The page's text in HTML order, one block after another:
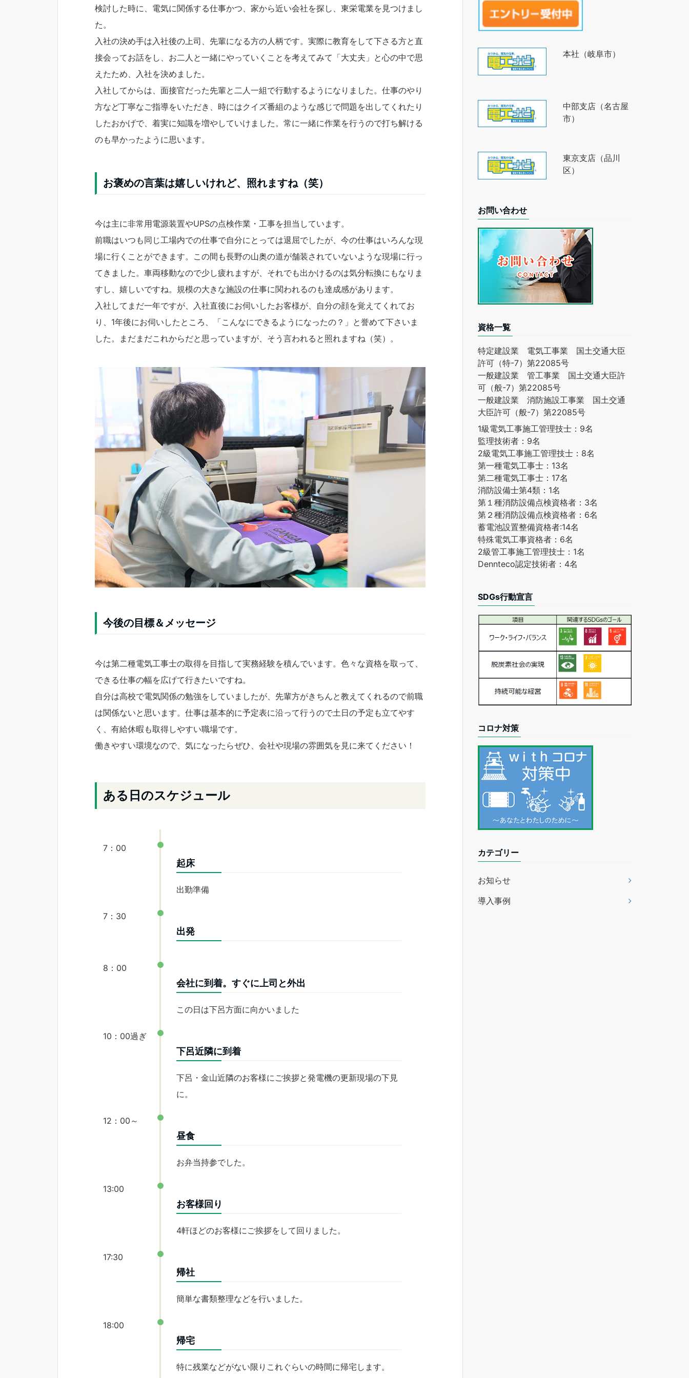
検討した時に、電気に関係する仕事かつ、家から近い会社を探し、東栄電業を見つけまし
た。
入社の決め手は入社後の上司、先輩になる方の人柄です。実際に教育をして下さる方と直
接会ってお話をし、お二人と一緒にやっていくことを考えてみて「大丈夫」と心の中で思
えたため、入社を決めました。
入社してからは、面接官だった先輩と二人一組で行動するようになりました。仕事のやり
方など丁寧なご指導をいただき、時にはクイズ番組のような感じで問題を出してくれたり
したおかげで、着実に知識を増やしていけました。常に一緒に作業を行うので打ち解ける
のも早かったように思います。
お褒めの言葉は嬉しいけれど、照れますね（笑）
今は主に非常用電源装置やUPSの点検作業・工事を担当しています。
前職はいつも同じ工場内での仕事で自分にとっては退屈でしたが、今の仕事はいろんな現
場に行くことができます。この間も長野の山奥の道が舗装されていないような現場に行っ
てきました。車両移動なので少し疲れますが、それでも出かけるのは気分転換にもなりま
すし、嬉しいですね。規模の大きな施設の仕事に関われるのも達成感があります。
入社してまだ一年ですが、入社直後にお伺いしたお客様が、自分の顔を覚えてくれてお
り、1年後にお伺いしたところ、「こんなにできるようになったの？」と誉めて下さいま
した。まだまだこれからだと思っていますが、そう言われると照れますね（笑）。
今後の目標＆メッセージ
今は第二種電気工事士の取得を目指して実務経験を積んでいます。色々な資格を取って、
できる仕事の幅を広げて行きたいですね。
自分は高校で電気関係の勉強をしていましたが、先輩方がきちんと教えてくれるので前職
は関係ないと思います。仕事は基本的に予定表に沿って行うので土日の予定も立てやす
く、有給休暇も取得しやすい職場です。
働きやすい環境なので、気になったらぜひ、会社や現場の雰囲気を見に来てください！
ある日のスケジュール
7：00
起床
出勤準備
7：30
出発
8：00
会社に到着。すぐに上司と外出
この日は下呂方面に向かいました
10：00過ぎ
下呂近隣に到着
下呂・金山近隣のお客様にご挨拶と発電機の更新現場の下見
に。
12：00～
昼食
お弁当持参でした。
13:00
お客様回り
4軒ほどのお客様にご挨拶をして回りました。
17:30
帰社
簡単な書類整理などを行いました。
18:00
帰宅
特に残業などがない限りこれぐらいの時間に帰宅します。
本社（岐阜市）
中部支店（名古屋
市）
東京支店（品川
区）
お問い合わせ
資格一覧
特定建設業 電気工事業 国土交通大臣
許可（特-7）第22085号
一般建設業 管工事業 国土交通大臣許
可（般-7）第22085号
一般建設業 消防施設工事業 国土交通
大臣許可（般-7）第22085号
1級電気工事施工管理技士：9名
監理技術者：9名
2級電気工事施工管理技士：8名
第一種電気工事士：13名
第二種電気工事士：17名
消防設備士第4類：1名
第１種消防設備点検資格者：3名
第２種消防設備点検資格者：6名
蓄電池設置整備資格者:14名
特殊電気工事資格者：6名
2級管工事施工管理技士：1名
Dennteco認定技術者：4名
SDGs行動宣言
コロナ対策
カテゴリー
お知らせ
導入事例